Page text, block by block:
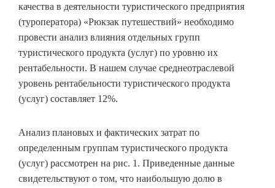
качества в деятельности туристического предприятия
(туроператора) «Рюкзак путешествий» необходимо
провести анализ влияния отдельных групп
туристического продукта (услуг) по уровню их
рентабельности. В нашем случае среднеотраслевой
уровень рентабельности туристического продукта
(услуг) составляет 12%.
Анализ плановых и фактических затрат по
определенным группам туристического продукта
(услуг) рассмотрен на рис. 1. Приведенные данные
свидетельствуют о том, что наибольшую долю в